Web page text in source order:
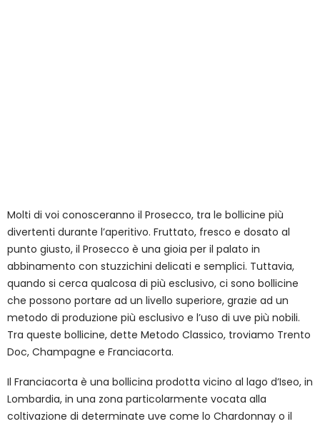
Molti di voi conosceranno il Prosecco, tra le bollicine più
divertenti durante l’aperitivo. Fruttato, fresco e dosato al
punto giusto, il Prosecco è una gioia per il palato in
abbinamento con stuzzichini delicati e semplici. Tuttavia,
quando si cerca qualcosa di più esclusivo, ci sono bollicine
che possono portare ad un livello superiore, grazie ad un
metodo di produzione più esclusivo e l’uso di uve più nobili.
Tra queste bollicine, dette Metodo Classico, troviamo Trento
Doc, Champagne e Franciacorta.
Il Franciacorta è una bollicina prodotta vicino al lago d’Iseo, in
Lombardia, in una zona particolarmente vocata alla
coltivazione di determinate uve come lo Chardonnay o il